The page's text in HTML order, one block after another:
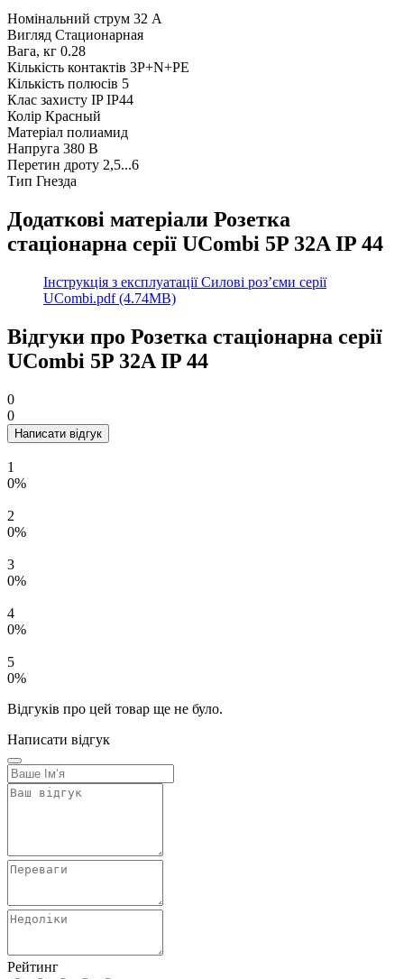
Номінальний струм 32 А
Вигляд Стационарная
Вага, кг 0.28
Кількість контактів 3P+N+PE
Кількість полюсів 5
Клас захисту IP IP44
Колір Красный
Матеріал полиамид
Напруга 380 В
Перетин дроту 2,5...6
Тип Гнезда
Додаткові матеріали Розетка
стаціонарна серії UСombi 5P 32A IP 44
Інструкція з експлуатації Силові роз’єми серії
UCombi.pdf (4.74MB)
Відгуки про Розетка стаціонарна серії
UСombi 5P 32A IP 44
0
0
Написати відгук
1
0%
2
0%
3
0%
4
0%
5
0%
Відгуків про цей товар ще не було.
Написати відгук
Рейтинг